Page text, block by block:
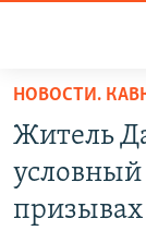
доступа
основному
АВТОРСКИЕ
НОВОСТИ.
Житель